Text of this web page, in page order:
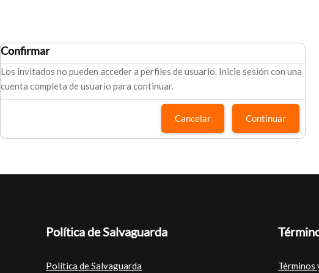
Confirmar
Los invitados no pueden acceder a perfiles de usuario. Inicie sesión con una
cuenta completa de usuario para continuar.
Cancelar Continuar
Política de Salvaguarda
Política de Salvaguarda Términos